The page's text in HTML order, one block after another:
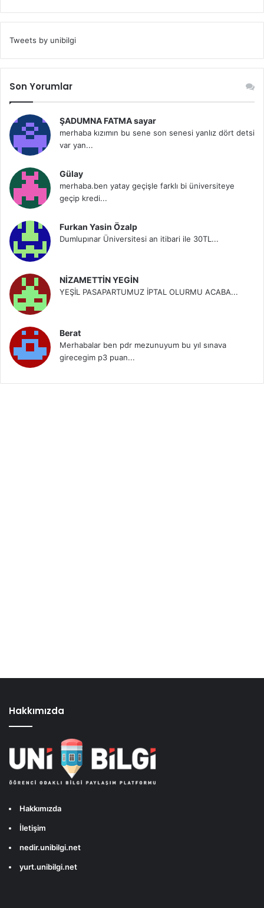
Tweets by unibilgi
Son Yorumlar
ŞADUMNA FATMA sayar
merhaba kızımın bu sene son senesi yanlız dört detsi
var yan...
Gülay
merhaba.ben yatay geçişle farklı bi üniversiteye
geçip kredi...
Furkan Yasin Özalp
Dumlupınar Üniversitesi an itibari ile 30TL...
NİZAMETTİN YEGİN
YEŞİL PASAPARTUMUZ İPTAL OLURMU ACABA...
Berat
Merhabalar ben pdr mezunuyum bu yıl sınava
girecegim p3 puan...
Hakkımızda
Hakkımızda
İletişim
nedir.unibilgi.net
yurt.unibilgi.net